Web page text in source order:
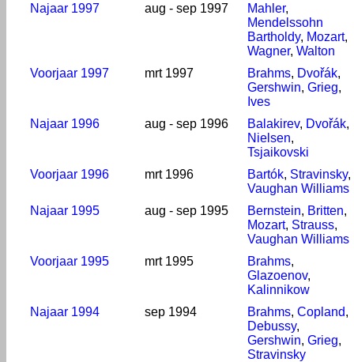
Najaar 1997
aug - sep 1997 Mahler,
Mendelssohn
Bartholdy, Mozart,
Wagner, Walton
Voorjaar 1997
mrt 1997 Brahms, Dvořák,
Gershwin, Grieg,
Ives
Najaar 1996
aug - sep 1996 Balakirev, Dvořák,
Nielsen,
Tsjaikovski
Voorjaar 1996
mrt 1996 Bartók, Stravinsky,
Vaughan Williams
Najaar 1995
aug - sep 1995 Bernstein, Britten,
Mozart, Strauss,
Vaughan Williams
Voorjaar 1995
mrt 1995 Brahms,
Glazoenov,
Kalinnikow
Najaar 1994
sep 1994 Brahms, Copland,
Debussy,
Gershwin, Grieg,
Stravinsky